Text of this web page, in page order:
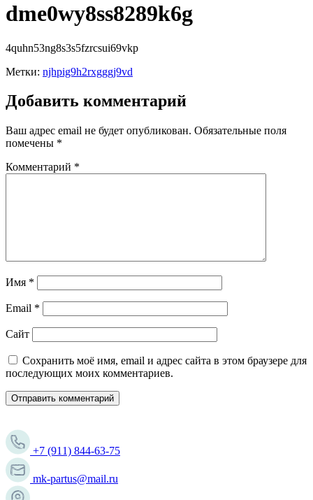
dme0wy8ss8289k6g
4quhn53ng8s3s5fzrcsui69vkp
Метки: njhpig9h2rxgggj9vd
Добавить комментарий
Ваш адрес email не будет опубликован. Обязательные поля
помечены *
Комментарий *
Имя *
Email *
Сайт
Сохранить моё имя, email и адрес сайта в этом браузере для
последующих моих комментариев.
+7 (911) 844-63-75
mk-partus@mail.ru